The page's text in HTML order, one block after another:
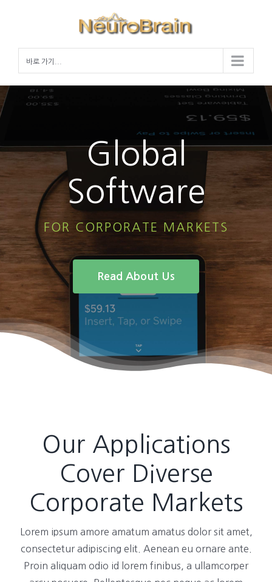
바로 가기...
Global
Software
FOR CORPORATE MARKETS
Read About Us
Our Applications
Cover Diverse
Corporate Markets
Lorem ipsum amore amatum amatus dolor sit amet,
consectetur adipiscing elit. Aenean eu ornare ante.
Proin aliquam odio id lorem finibus, a ullamcorper